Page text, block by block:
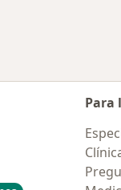
Para